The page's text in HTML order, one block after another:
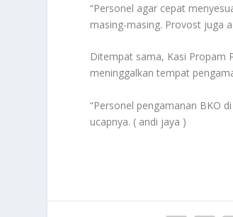
“Personel agar cepat
masing-masing. Provost juga
Ditempat sama, Kasi Propam
meninggalkan tempat
“Personel pengamanan BKO
ucapnya. ( andi jaya )